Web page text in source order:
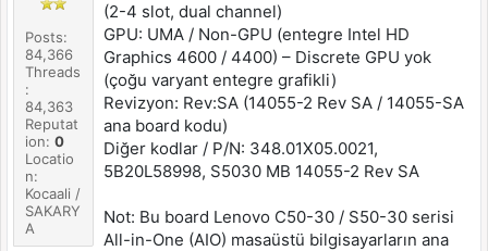
Posts:
84,366
Threads
:
84,363
Reputat
ion:0
Locatio
n:
Kocaali /
SAKARY
A
(2-4 slot, dual channel)
GPU: UMA / Non-GPU (entegre Intel HD
Graphics 4600 / 4400) – Discrete GPU yok
(çoğu varyant entegre grafikli)
Revizyon: Rev:SA (14055-2 Rev SA / 14055-SA
ana board kodu)
Diğer kodlar / P/N: 348.01X05.0021,
5B20L58998, S5030 MB 14055-2 Rev SA
Not: Bu board Lenovo C50-30 / S50-30 serisi
All-in-One (AIO) masaüstü bilgisayarların ana